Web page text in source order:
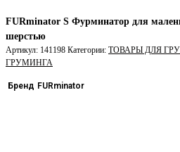
FURminator S Фурминатор для
шерстью
Артикул: 141198 Категории: ТОВАРЫ ДЛЯ
ГРУМИНГА
Бренд FURminator